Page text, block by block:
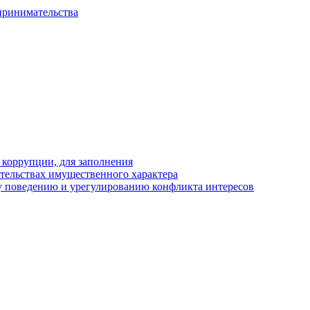
для заполнения
имущественного характера
и урегулированию конфликта интересов